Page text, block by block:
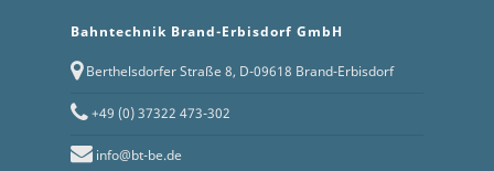
Bahntechnik Brand-Erbisdorf GmbH
Berthelsdorfer Straße 8, D-09618 Brand-Erbisdorf
+49 (0) 37322 473-302
info@bt-be.de